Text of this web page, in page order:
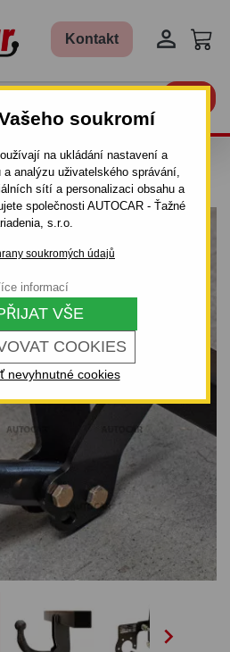
soukromí
na ukládání nastavení a
analýzu uživatelského správání,
sítí a personalizaci obsahu a
společnosti AUTOCAR - Ťažné
s.r.o.
soukromých údajů
COOKIES
VŠE
nevyhnutné cookies
informací
Kontakt 
VOLVO S 60 -
- OD 2000 DO 2010
